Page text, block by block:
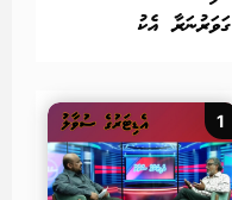
ގަވަރުނަރާ އެކު
1